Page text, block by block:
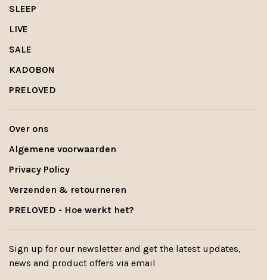
SLEEP
LIVE
SALE
KADOBON
PRELOVED
Over ons
Algemene voorwaarden
Privacy Policy
Verzenden & retourneren
PRELOVED - Hoe werkt het?
Sign up for our newsletter and get the latest updates,
news and product offers via email